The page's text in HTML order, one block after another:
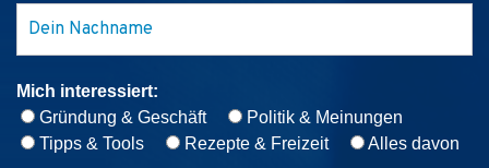
Mich interessiert:
Gründung & Geschäft
Politik & Meinungen
Tipps & Tools
Rezepte & Freizeit Alles davon